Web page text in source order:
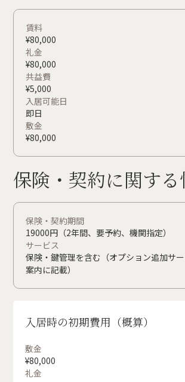
賃料
¥80,000
礼金
¥80,000
共益費
¥5,000
入居可能日
即日
敷金
¥80,000
保険・契約に関する
保険・契約期間
19000円（2年間、要予約、機関指定）
サービス
保険・鍵管理を含む（オプション追加サ
案内に記載）
入居時の初期費用（概算）
敷金
¥80,000
礼金